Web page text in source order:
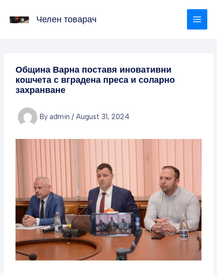
Челен товарач
Община Варна поставя иновативни
кошчета с вградена преса и соларно
захранване
By admin / August 31, 2024